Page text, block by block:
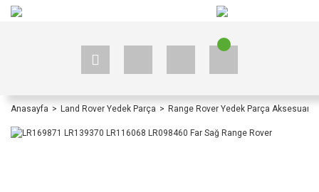
Anasayfa Land Rover Yedek Parça Range Rover Yedek Parça Aksesuar